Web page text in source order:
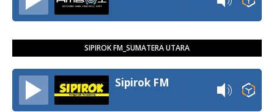
SIPIROK FM_SUMATERA UTARA
Sipirok FM